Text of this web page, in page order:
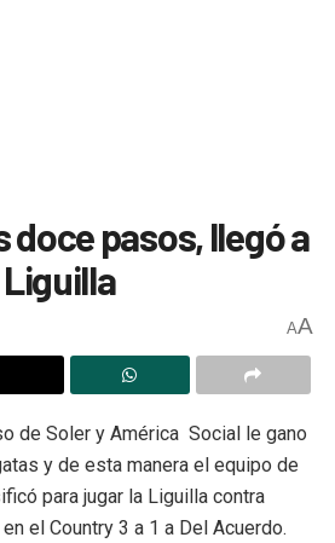
doce pasos, llegó a
AA
de Soler y América Social le gano
y de esta manera el equipo de
para jugar la Liguilla contra
el Country 3 a 1 a Del Acuerdo.